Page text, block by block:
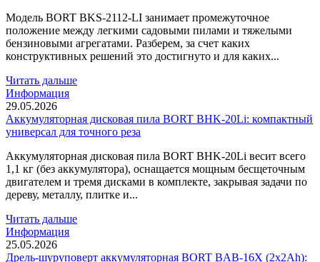
Модель BORT BKS-2112-LI занимает промежуточное
положение между легкими садовыми пилами и тяжелыми
бензиновыми агрегатами. Разберем, за счет каких
конструктивных решений это достигнуто и для каких...
Читать дальше
Информация
29.05.2026
Аккумуляторная дисковая пила BORT BHK-20Li: компактный
универсал для точного реза
Аккумуляторная дисковая пила BORT BHK-20Li весит всего
1,1 кг (без аккумулятора), оснащается мощным бесщеточным
двигателем и тремя дисками в комплекте, закрывая задачи по
дереву, металлу, плитке и...
Читать дальше
Информация
25.05.2026
Дрель-шуруповерт аккумуляторная BORT BAB-16X (2x2Ah):